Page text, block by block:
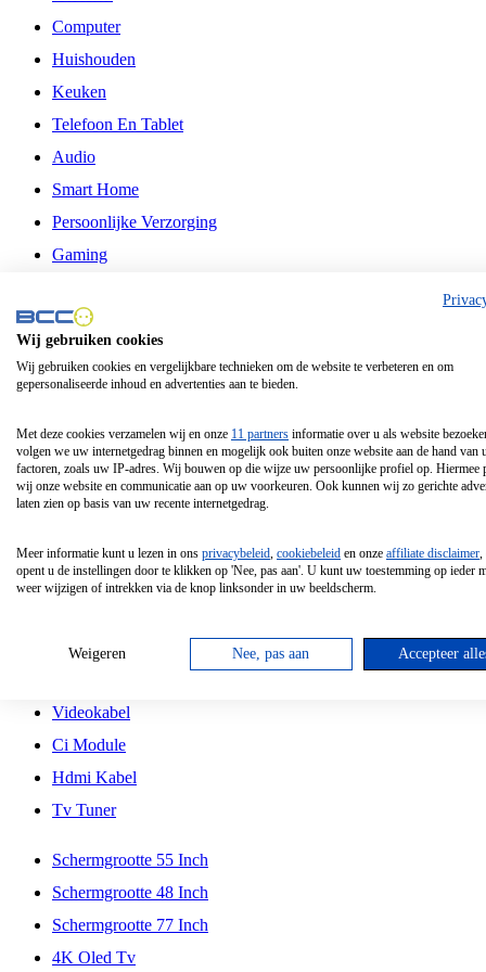
Computer
Huishouden
Keuken
Telefoon En Tablet
Audio
Smart Home
Persoonlijke Verzorging
Gaming
Philips
Schermgrootte 24 Inch
Schermgrootte 85 Inch
Schermgrootte 98 Inch
Tcl
Hd Led Tv
Antennekabel
Videokabel
Ci Module
Hdmi Kabel
Tv Tuner
Schermgrootte 55 Inch
Schermgrootte 48 Inch
Schermgrootte 77 Inch
4K Oled Tv
Wij gebruiken cookies
Wij gebruiken cookies en vergelijkbare technieken om de website te verbeteren en om
gepersonaliseerde inhoud en advertenties aan te bieden.
Met deze cookies verzamelen wij en onze 11 partners informatie over u als website
volgen we uw internetgedrag binnen en mogelijk ook buiten onze website aan de hand van
factoren, zoals uw IP-adres. Wij bouwen op die wijze uw persoonlijke profiel op. Hiermee
wij onze website en communicatie aan op uw voorkeuren. Ook kunnen wij zo gerichte
laten zien op basis van uw recente internetgedrag.
Meer informatie kunt u lezen in ons privacybeleid, cookiebeleid en onze affiliate disclaimer,
opent u de instellingen door te klikken op 'Nee, pas aan'. U kunt uw toestemming op ieder
weer wijzigen of intrekken via de knop linksonder in uw beeldscherm.
Weigeren Nee, pas aan Accepteer